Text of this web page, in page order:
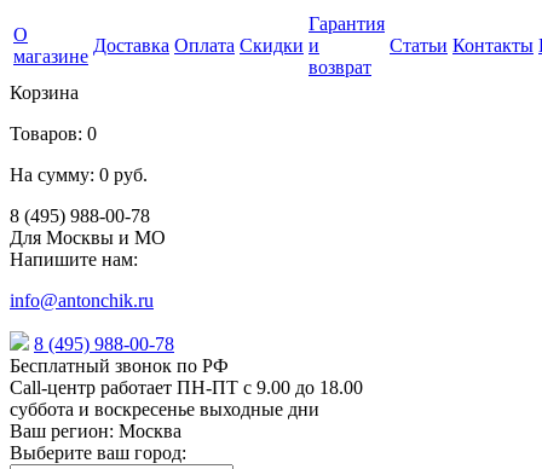
О
магазине
Доставка Оплата Скидки
Гарантия
и
возврат
Статьи Контакты
Корзина
Товаров: 0
На сумму: 0 руб.
8 (495) 988-00-78
Для Москвы и МО
Напишите нам:
info@antonchik.ru
8 (495) 988-00-78
Бесплатный звонок по РФ
Call-центр работает ПН-ПТ с 9.00 до 18.00
суббота и воскресенье выходные дни
Ваш регион: Москва
Выберите ваш город: